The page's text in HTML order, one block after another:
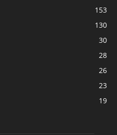
153
130
30
28
26
23
19